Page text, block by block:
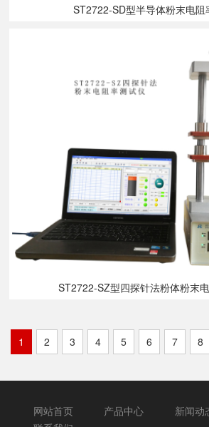
ST2722-SD型半导体粉末电阻
ST2722-SZ型四探针法粉体粉末
1 2 3 4 5 6 7 8
网站首页 产品中心 新闻动